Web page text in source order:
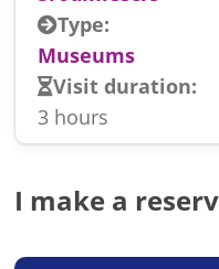
Type:
Museums
Visit duration:
3 hours
I make a